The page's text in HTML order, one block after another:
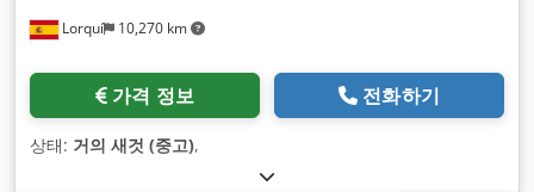
Lorquí 10,270 km
가격 정보 전화하기
상태: 거의 새것 (중고),